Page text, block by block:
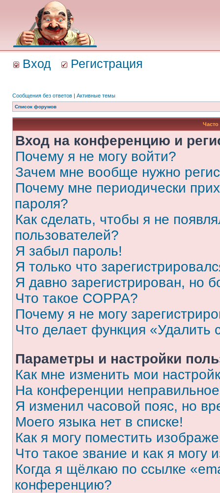
Вход Регистрация
Сообщения без ответов | Активные темы
Список форумов
Вход на конференцию и
Почему я не могу войти?
Зачем мне вообще нужно
Почему мне периодически
пароля?
Как сделать, чтобы я не
пользователей?
Я забыл пароль!
Я только что
Я давно зарегистрирован, но
Что такое COPPA?
Почему я не могу
Что делает функция «Удалить
Параметры и настройки
Как мне изменить мои
На конференции
Я изменил часовой пояс, но
Моего языка нет в списке!
Как я могу поместить
Что такое звание и как я могу
Когда я щёлкаю по ссылке
конференцию?